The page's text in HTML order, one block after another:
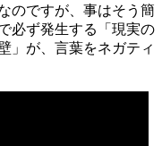
のですが、事はそう簡
必ず発生する「現実の
」が、言葉をネガティ